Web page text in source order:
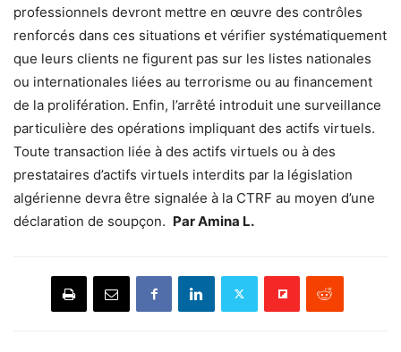
professionnels devront mettre en œuvre des contrôles
renforcés dans ces situations et vérifier systématiquement
que leurs clients ne figurent pas sur les listes nationales
ou internationales liées au terrorisme ou au financement
de la prolifération. Enfin, l’arrêté introduit une surveillance
particulière des opérations impliquant des actifs virtuels.
Toute transaction liée à des actifs virtuels ou à des
prestataires d’actifs virtuels interdits par la législation
algérienne devra être signalée à la CTRF au moyen d’une
déclaration de soupçon. Par Amina L.